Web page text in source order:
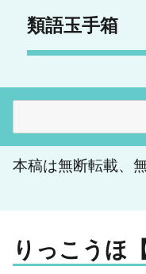
類語玉手箱
索:
本稿は無断転載、
りっこうほ